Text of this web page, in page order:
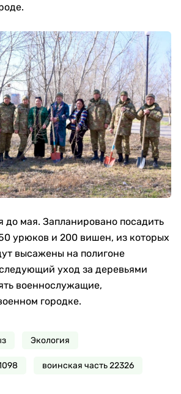
до мая. Запланировано посадить
урюков и 200 вишен, из которых
высажены на полигоне
уход за деревьями
военнослужащие,
городке.
Экология
воинская часть 22326